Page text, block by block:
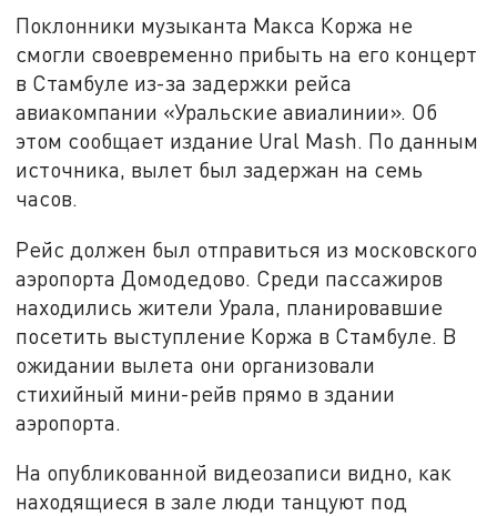
Поклонники музыканта Макса Коржа не
смогли своевременно прибыть на его концерт
в Стамбуле из-за задержки рейса
авиакомпании «Уральские авиалинии». Об
этом сообщает издание Ural Mash. По данным
источника, вылет был задержан на семь
часов.
Рейс должен был отправиться из московского
аэропорта Домодедово. Среди пассажиров
находились жители Урала, планировавшие
посетить выступление Коржа в Стамбуле. В
ожидании вылета они организовали
стихийный мини-рейв прямо в здании
аэропорта.
На опубликованной видеозаписи видно, как
находящиеся в зале люди танцуют под